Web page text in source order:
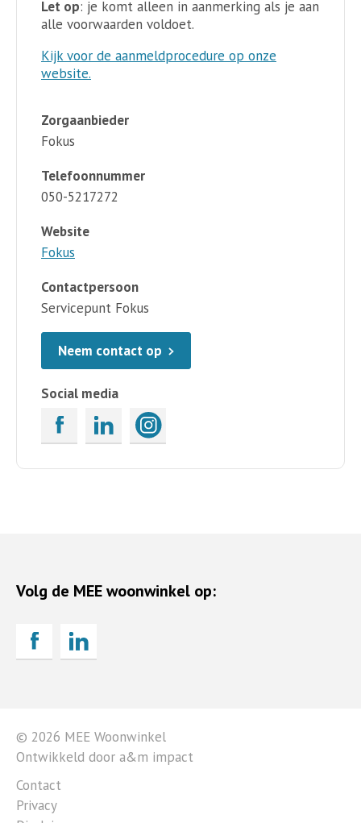
Let op: je komt alleen in aanmerking als je aan
alle voorwaarden voldoet.
Kijk voor de aanmeldprocedure op onze
website.
Zorgaanbieder
Fokus
Telefoonnummer
050-5217272
Website
Fokus
Contactpersoon
Servicepunt Fokus
Neem contact op
Social media
Volg de MEE woonwinkel op:
© 2026 MEE Woonwinkel
Ontwikkeld door a&m impact
Contact
Privacy